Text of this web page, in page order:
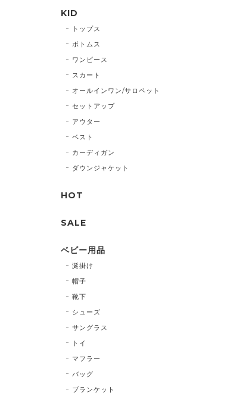
KID
トップス
ボトムス
ワンピース
スカート
オールインワン/サロペット
セットアップ
アウター
ベスト
カーディガン
ダウンジャケット
HOT
SALE
ベビー用品
涎掛け
帽子
靴下
シューズ
サングラス
トイ
マフラー
バッグ
ブランケット